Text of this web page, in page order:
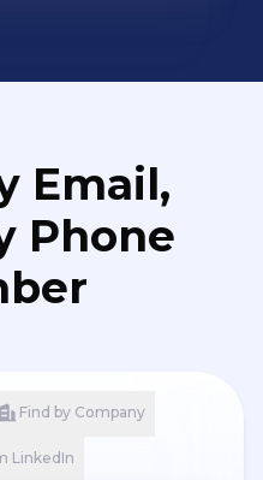
Email,
Phone
Find by Company
LinkedIn